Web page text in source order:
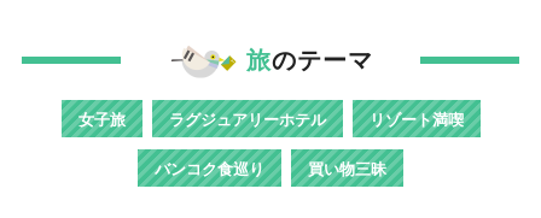
旅のテーマ
女子旅 ラグジュアリーホテル リゾート満喫
バンコク食巡り 買い物三昧